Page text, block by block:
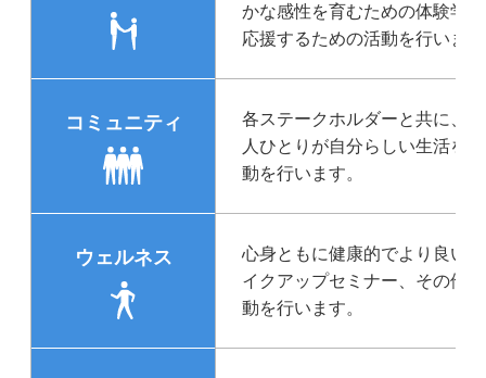
かな感性を育むための体験学
応援するための活動を行いま
コミュニティ
各ステークホルダーと共に、
人ひとりが自分らしい生活を
動を行います。
ウェルネス
心身ともに健康的でより良い
イクアップセミナー、その他
動を行います。